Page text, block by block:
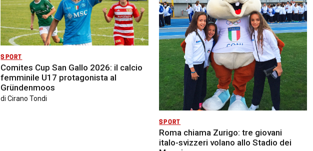
SPORT
Comites Cup San Gallo 2026: il calcio
femminile U17 protagonista al
Gründenmoos
di Cirano Tondi
SPORT
Roma chiama Zurigo: tre giovani
italo-svizzeri volano allo Stadio dei